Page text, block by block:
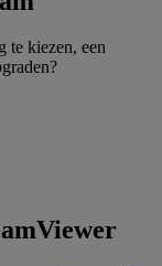
te kiezen, een